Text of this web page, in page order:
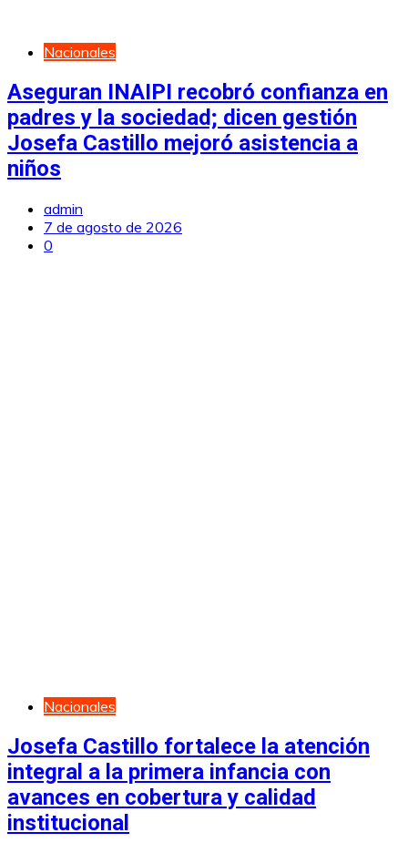
Nacionales
Aseguran INAIPI recobró confianza en
padres y la sociedad; dicen gestión
Josefa Castillo mejoró asistencia a
niños
admin
7 de agosto de 2026
0
Nacionales
Josefa Castillo fortalece la atención
integral a la primera infancia con
avances en cobertura y calidad
institucional